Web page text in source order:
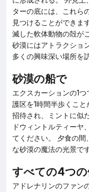
ターの底には、これら
見つけることができま
滅した軟体動物の殻が
砂漠にはアトラクショ
多くの興味深い場所を
砂漠の船で
エクスカーションの1
護区を1時間半歩くこ
招待され、ミントに似
ドウィントルティーヤ
てください。 夕食の
な砂漠の魔法の光景です
すべての4つの
アドレナリンのファン